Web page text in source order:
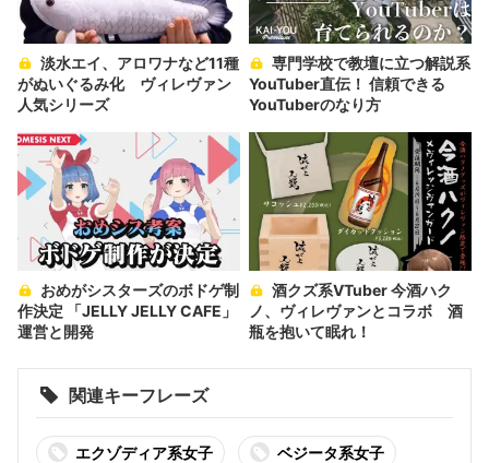
がぬいぐるみ化 ヴィレヴァン
人気シリーズ
YouTuber直伝！ 信頼できる
YouTuberのなり方
作決定 「JELLY JELLY CAFE」
運営と開発
ノ、ヴィレヴァンとコラボ 酒
瓶を抱いて眠れ！
関連キーフレーズ
エクゾディア系女子 ベジータ系女子